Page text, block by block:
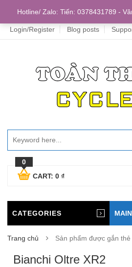
Home
Login/Register Blog posts
0
CART: 0 ₫
CATEGORIES
Trang chủ Sản phẩm được gắn thẻ
Bianchi Oltre XR2
Hotline/ Zalo: Tiến: 0378431789 -